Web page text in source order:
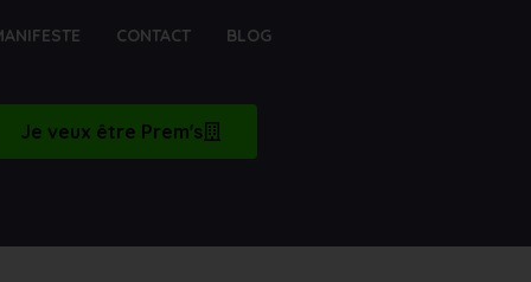
CONTACT BLOG
Je veux être Prem's